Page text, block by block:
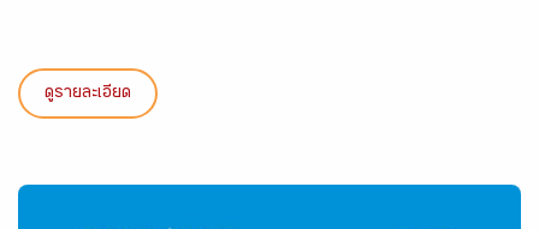
ดูรายละเอียด